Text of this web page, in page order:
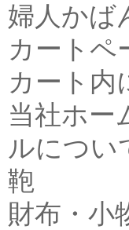
婦人かば
カートペ
カート内
当社ホー
ルについ
鞄
財布・小